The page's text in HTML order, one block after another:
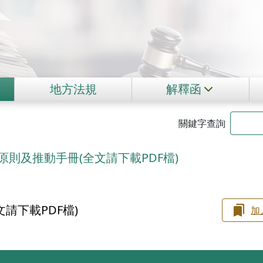
地方法規 解釋函
關鍵字查詢
則及推動手冊(全文請下載PDF檔)
下載PDF檔) 加